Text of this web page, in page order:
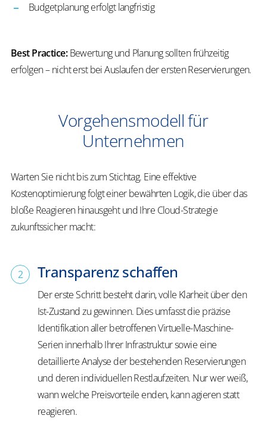
Budgetplanung erfolgt langfristig
Best Practice:Bewertung und Planung sollten frühzeitig
erfolgen – nicht erst bei Auslaufen der ersten Reservierungen.
Vorgehensmodell für
Unternehmen
Warten Sie nicht bis zum Stichtag. Eine effektive
Kostenoptimierung folgt einer bewährten Logik, die über das
bloße Reagieren hinausgeht und Ihre Cloud-Strategie
zukunftssicher macht:
Transparenz schaffen
Der erste Schritt besteht darin, volle Klarheit über den
Ist-Zustand zu gewinnen. Dies umfasst die präzise
Identifikation aller betroffenen Virtuelle-Maschine-
Serien innerhalb Ihrer Infrastruktur sowie eine
detaillierte Analyse der bestehenden Reservierungen
und deren individuellen Restlaufzeiten. Nur wer weiß,
wann welche Preisvorteile enden, kann agieren statt
reagieren.